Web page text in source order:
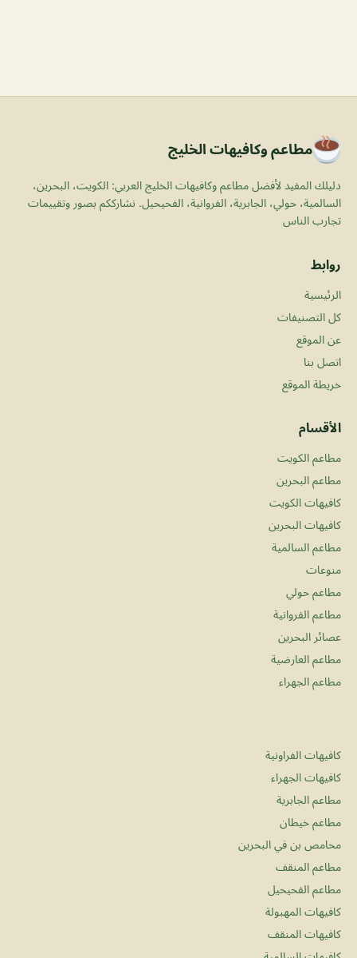
مطاعم وكافيهات الخليج
دليلك المفيد لأفضل مطاعم وكافيهات الخليج العربي: الكويت، البحرين،
السالمية، حولي، الجابرية، الفروانية، الفحيحيل. نشارككم بصور وتقييمات
تجارب الناس
روابط
الرئيسية
كل التصنيفات
عن الموقع
اتصل بنا
خريطة الموقع
الأقسام
مطاعم الكويت
مطاعم البحرين
كافيهات الكويت
كافيهات البحرين
مطاعم السالمية
منوعات
مطاعم حولي
مطاعم الفروانية
عصائر البحرين
مطاعم العارضية
مطاعم الجهراء
كافيهات الفراونية
كافيهات الجهراء
مطاعم الجابرية
مطاعم خيطان
محامص بن في البحرين
مطاعم المنقف
مطاعم الفحيحيل
كافيهات المهبولة
كافيهات المنقف